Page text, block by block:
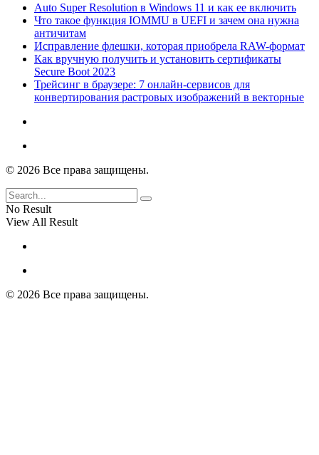
Auto Super Resolution в Windows 11 и как ее включить
Что такое функция IOMMU в UEFI и зачем она нужна
античитам
Исправление флешки, которая приобрела RAW-формат
Как вручную получить и установить сертификаты
Secure Boot 2023
Трейсинг в браузере: 7 онлайн-сервисов для
конвертирования растровых изображений в векторные
© 2026 Все права защищены.
No Result
View All Result
© 2026 Все права защищены.